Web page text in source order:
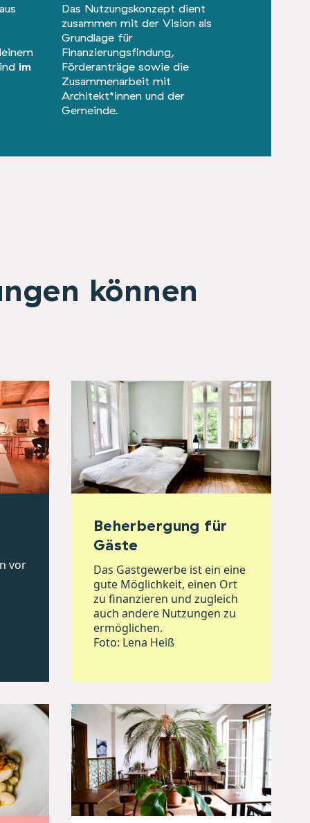
im
Das Nutzungskonzept dient
zusammen mit der Vision als
Grundlage für
Finanzierungsfindung,
Förderanträge sowie die
Zusammenarbeit mit
Architekt*innen und der
Gemeinde.
können
vor
Beherbergung für
Gäste
Das Gastgewerbe ist ein eine
gute Möglichkeit, einen Ort
zu finanzieren und zugleich
auch andere Nutzungen zu
ermöglichen.
Foto: Lena Heiß